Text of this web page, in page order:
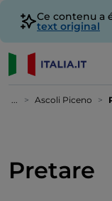
Ce contenu a
text original
... Ascoli Piceno
Pretare